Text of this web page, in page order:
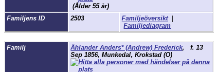
(Ålder 55 år)
Familjens ID
2503 Familjeöversikt|
Familjediagram
Familj Åhlander Anders* (Andrew) Frederick, f. 13
Sep 1856, Munkedal, Krokstad (O)